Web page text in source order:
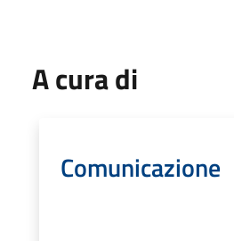
A cura di
Comunicazione